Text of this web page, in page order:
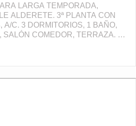
LARGA TEMPORADA,
ALDERETE. 3ª PLANTA CON
A/C. 3 DORMITORIOS, 1 BAÑO,
COMEDOR, TERRAZA. SE